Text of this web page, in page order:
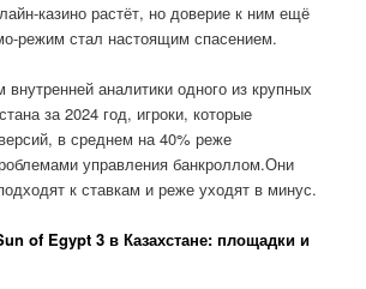
казино растёт, но доверие к ним ещё
режим стал настоящим спасением.
аналитики одного из крупных
за 2024 год, игроки, которые
в среднем на 40% реже
управления банкроллом.Они
к ставкам и реже уходят в минус.
of Egypt 3 в Казахстане: площадки и